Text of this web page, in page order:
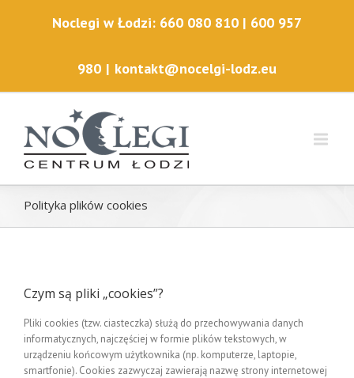
Noclegi w Łodzi: 660 080 810 | 600 957
980 | kontakt@nocelgi-lodz.eu
Polityka plików cookies
Czym są pliki „cookies”?
Pliki cookies (tzw. ciasteczka) służą do przechowywania danych
informatycznych, najczęściej w formie plików tekstowych, w
urządzeniu końcowym użytkownika (np. komputerze, laptopie,
smartfonie). Cookies zazwyczaj zawierają nazwę strony internetowej